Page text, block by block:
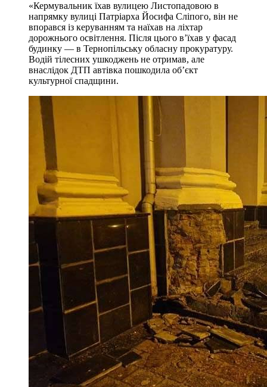
«Кермувальник їхав вулицею Листопадовою в
напрямку вулиці Патріарха Йосифа Сліпого, він не
впорався із керуванням та наїхав на ліхтар
дорожнього освітлення. Після цього в’їхав у фасад
будинку — в Тернопільську обласну прокуратуру.
Водій тілесних ушкоджень не отримав, але
внаслідок ДТП автівка пошкодила обʼєкт
культурної спадщини.